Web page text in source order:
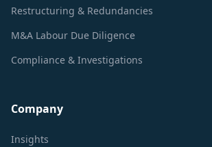
Restructuring & Redundancies
M&A Labour Due Diligence
Compliance & Investigations
Company
Insights